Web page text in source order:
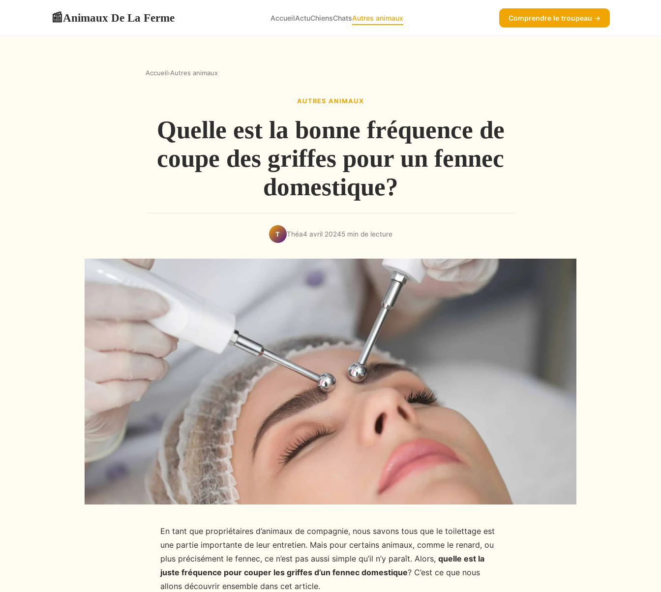
📰Animaux De La Ferme AccueilActuChiensChatsAutres animaux Comprendre le troupeau →
Accueil›Autres animaux
AUTRES ANIMAUX
Quelle est la bonne fréquence de
coupe des griffes pour un fennec
domestique?
T Théa4 avril 20245 min de lecture
En tant que propriétaires d’animaux de compagnie, nous savons tous que le toilettage est
une partie importante de leur entretien. Mais pour certains animaux, comme le renard, ou
plus précisément le fennec, ce n’est pas aussi simple qu’il n’y paraît. Alors, quelle est la
juste fréquence pour couper les griffes d’un fennec domestique? C’est ce que nous
allons découvrir ensemble dans cet article.